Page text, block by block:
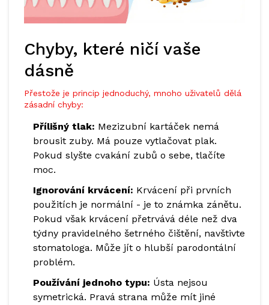
Chyby, které ničí vaše
dásně
Přestože je princip jednoduchý, mnoho uživatelů dělá
zásadní chyby:
Přílišný tlak: Mezizubní kartáček nemá
brousit zuby. Má pouze vytlačovat plak.
Pokud slyšte cvakání zubů o sebe, tlačíte
moc.
Ignorování krvácení: Krvácení při prvních
použitích je normální - je to známka zánětu.
Pokud však krvácení přetrvává déle než dva
týdny pravidelného šetrného čištění, navštivte
stomatologa. Může jít o hlubší parodontální
problém.
Používání jednoho typu: Ústa nejsou
symetrická. Pravá strana může mít jiné